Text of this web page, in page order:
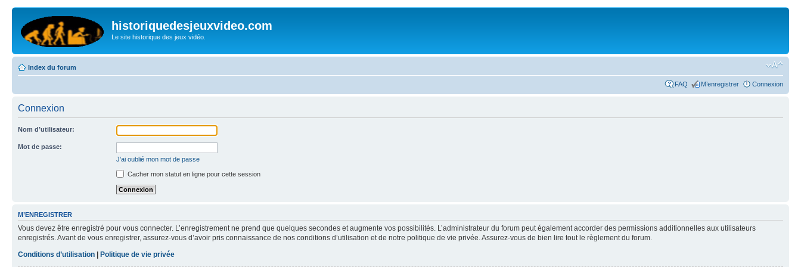
historiquedesjeuxvideo.com
Le site historique des jeux vidéo.
Index du forum
FAQ M’enregistrer Connexion
Connexion
Nom d’utilisateur:
Mot de passe:
J’ai oublié mon mot de passe
Cacher mon statut en ligne pour cette session
M’ENREGISTRER
Vous devez être enregistré pour vous connecter. L’enregistrement ne prend que quelques secondes et augmente vos possibilités. L’administrateur du forum peut également accorder des permissions additionnelles aux utilisateurs
enregistrés. Avant de vous enregistrer, assurez-vous d’avoir pris connaissance de nos conditions d’utilisation et de notre politique de vie privée. Assurez-vous de bien lire tout le règlement du forum.
Conditions d’utilisation
Politique de vie privée